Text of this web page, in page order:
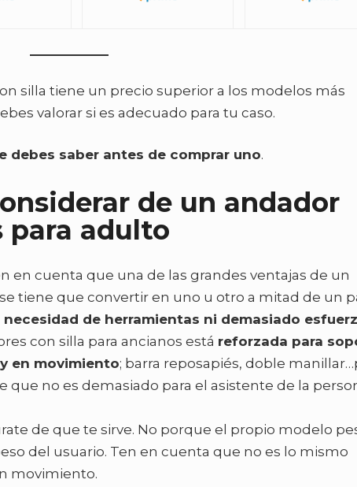
silla tiene un precio superior a los modelos más
valorar si es adecuado para tu caso.
debes saber antes de comprar uno.
de un andador
para adulto
en cuenta que una de las grandes ventajas de un
tiene que convertir en uno u otro a mitad de un
necesidad de herramientas ni demasiado
con silla para ancianos está reforzada para
en movimiento; barra reposapiés, doble
que no es demasiado para el asistente de la
de que te sirve. No porque el propio modelo
del usuario. Ten en cuenta que no es lo mismo
movimiento.